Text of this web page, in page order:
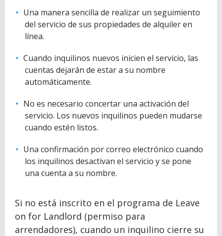
Una manera sencilla de realizar un seguimiento
del servicio de sus propiedades de alquiler en
línea.
Cuando inquilinos nuevos inicien el servicio, las
cuentas dejarán de estar a su nombre
automáticamente.
No es necesario concertar una activación del
servicio. Los nuevos inquilinos pueden mudarse
cuando estén listos.
Una confirmación por correo electrónico cuando
los inquilinos desactivan el servicio y se pone
una cuenta a su nombre.
Si no está inscrito en el programa de Leave
on for Landlord (permiso para
arrendadores), cuando un inquilino cierre su